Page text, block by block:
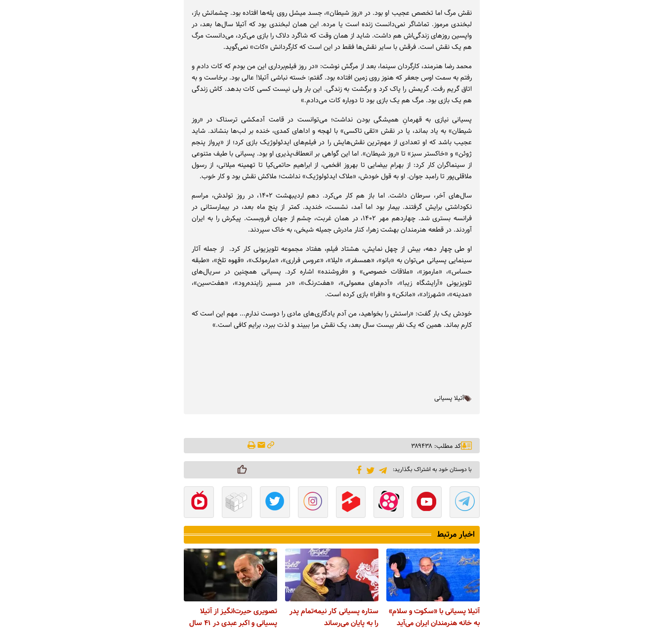
نقش مرگ اما تخصص عجیب او بود. در «روز شیطان»، جسد میشل روی پله‌ها افتاده بود. چشمانش باز،
لبخندی مرموز. تماشاگر نمی‌دانست زنده است یا مرده. این همان لبخندی بود که آتیلا سال‌ها بعد، در
واپسین روزهای زندگی‌اش هم داشت. شاید از همان وقت که شاگرد دلاک را بازی می‌کرد، می‌دانست مرگ
هم یک نقش است. فرقش با سایر نقش‌ها فقط در این است که کارگردانش «کات» نمی‌گوید.
محمد رضا هنرمند، کارگردان سینما، بعد از مرگش نوشت: «در روز فیلم‌برداری این من بودم که کات دادم و
رفتم به سمت اوس جعفر که هنوز روی زمین افتاده بود. گفتم: خسته نباشی آتیلا! عالی بود. برخاست و به
اتاق گریم رفت. گریمش را پاک کرد و برگشت به زندگی. این بار ولی نیست کسی کات بدهد. کاش زندگی
هم یک بازی بود. مرگ هم یک بازی بود تا دوباره کات می‌دادم.»
پسیانی نیازی به قهرمانِ همیشگی بودن نداشت؛ می‌توانست در قامت آدمکشی ترسناک در «روز
شیطان» به یاد بماند، یا در نقش «تقی تاکسی» با لهجه و اداهای کمدی، خنده بر لب‌ها بنشاند. شاید
عجیب باشد که او تعدادی از مهم‌ترین نقش‌هایش را در فیلم‌های ایدئولوژیک بازی کرد؛ از «پرواز پنجم
ژوئن» و «خاکستر سبز» تا «روز شیطان». اما این گواهی بر انعطاف‌پذیری او بود. پسیانی با طیف متنوعی
از سینماگران کار کرد: از بهرام بیضایی تا بهروز افخمی، از ابراهیم حاتمی‌کیا تا تهمینه میلانی، از رسول
ملاقلی‌پور تا رامبد جوان. او به قول خودش، «ملاک ایدئولوژیک» نداشت؛ ملاکش نقش بود و کار خوب.
سال‌های آخر، سرطان داشت. اما باز هم کار می‌کرد. دهم اردیبهشت ۱۴۰۲، در روز تولدش، مراسم
نکوداشتی برایش گرفتند. بیمار بود اما آمد، نشست، خندید. کمتر از پنج ماه بعد، در بیمارستانی در
فرانسه بستری شد. چهاردهم مهر ۱۴۰۲، در همان غربت، چشم از جهان فروبست. پیکرش را به ایران
آوردند. در قطعه هنرمندان بهشت زهرا، کنار مادرش جمیله شیخی، به خاک سپردند.
او طی چهار دهه، بیش از چهل نمایش، هشتاد فیلم، هفتاد مجموعه تلویزیونی کار کرد. از جمله آثار
سینمایی پسیانی می‌توان به «بانو»، «همسفر»، «لیلا»، «عروس فراری»، «مارمولک»، «قهوه تلخ»، «طبقه
حساس»، «مارموز»، «ملاقات خصوصی» و «فروشنده» اشاره کرد. پسیانی همچنین در سریال‌های
تلویزیونی «آرایشگاه زیبا»، «آدم‌های معمولی»، «هفت‌رنگ»، «در مسیر زاینده‌رود»، «هفت‌سین»،
«مدینه»، «شهرزاد»، «مانکن» و «افرا» بازی کرده است.
خودش یک بار گفت: «راستش را بخواهید، من آدم یادگاری‌های مادی را دوست ندارم... مهم این است که
کارم بماند. همین که یک نفر بیست سال بعد، یک نقش مرا ببیند و لذت ببرد، برایم کافی است.»
آتیلا پسیانی
کد مطلب: ۳۸۹۴۳۸
با دوستان خود به اشتراک بگذارید:
اخبار مرتبط
آتیلا پسیانی با «سکوت و سلام»
به خانه هنرمندان ایران می‌آید
ستاره پسیانی کار نیمه‌تمام پدر
را به پایان می‌رساند
تصویری حیرت‌انگیز از آتیلا
پسیانی و اکبر عبدی در ۴۱ سال